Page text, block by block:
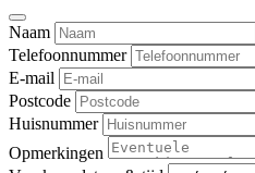
Naam
Telefoonnummer
E-mail
Postcode
Huisnummer
Opmerkingen